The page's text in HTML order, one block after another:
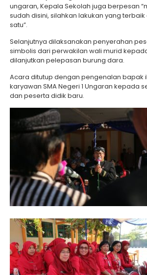
ungaran, Kepala Sekolah juga berpesan
sudah disini, silahkan lakukan yang
satu”.
Selanjutnya dilaksanakan penyerahan
simbolis dari perwakilan wali murid
dilanjutkan pelepasan burung dara.
Acara ditutup dengan pengenalan bapak
karyawan SMA Negeri 1 Ungaran kepada
dan peserta didik baru.